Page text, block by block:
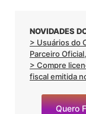
NOVIDADES
> Usuários do
Parceiro
> Compre
fiscal emitida
Quero